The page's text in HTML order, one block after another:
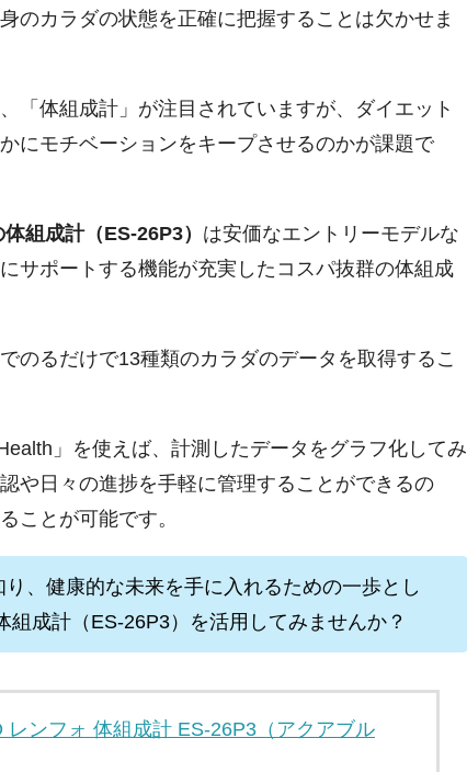
のカラダの状態を正確に把握することは欠かせま
「体組成計」が注目されていますが、ダイエット
にモチベーションをキープさせるのかが課題で
組成計（ES-26P3） は安価なエントリーモデルな
サポートする機能が充実したコスパ抜群の体組成
のるだけで13種類のカラダのデータを取得するこ
」を使えば、計測したデータをグラフ化してみ
や日々の進捗を手軽に管理することができるの
ことが可能です。
り、健康的な未来を手に入れるための一歩とし
組成計（ES-26P3）を活用してみませんか？
レンフォ 体組成計 ES-26P3（アクアブル